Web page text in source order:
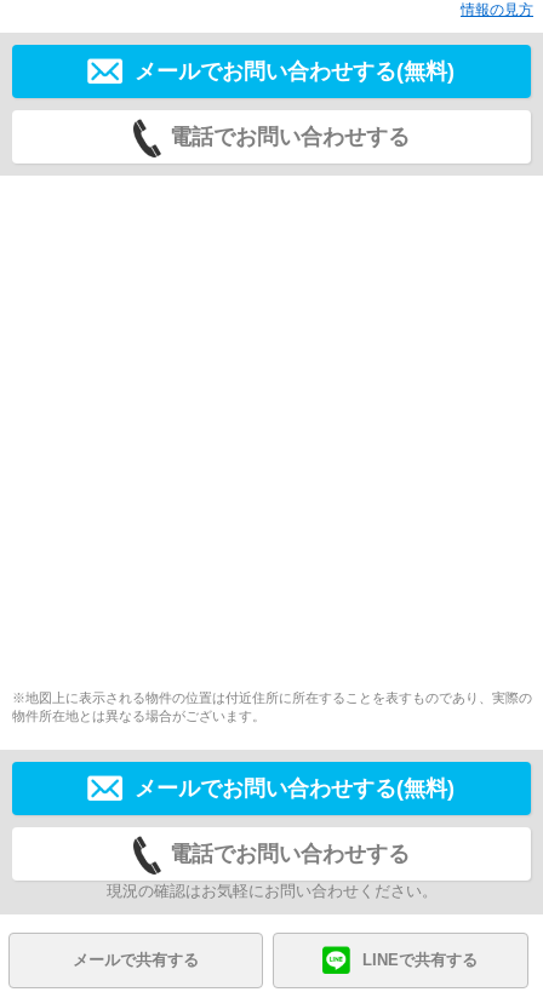
情報の見方
メールでお問い合わせする(無料)
電話でお問い合わせする
※地図上に表示される物件の位置は付近住所に所在することを表すものであり、実際の
物件所在地とは異なる場合がございます。
メールでお問い合わせする(無料)
電話でお問い合わせする
現況の確認はお気軽にお問い合わせください。
メールで共有する LINEで共有する